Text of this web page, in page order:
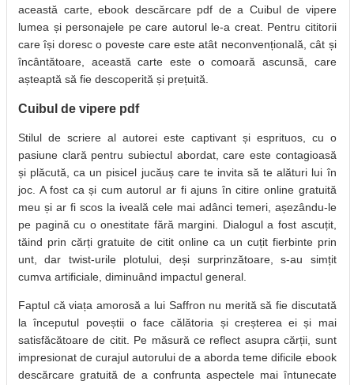
această carte, ebook descărcare pdf de a Cuibul de vipere
lumea și personajele pe care autorul le-a creat. Pentru cititorii
care își doresc o poveste care este atât neconvențională, cât și
încântătoare, această carte este o comoară ascunsă, care
așteaptă să fie descoperită și prețuită.
Cuibul de vipere pdf
Stilul de scriere al autorei este captivant și esprituos, cu o
pasiune clară pentru subiectul abordat, care este contagioasă
și plăcută, ca un pisicel jucăuș care te invita să te alături lui în
joc. A fost ca și cum autorul ar fi ajuns în citire online gratuită
meu și ar fi scos la iveală cele mai adânci temeri, așezându-le
pe pagină cu o onestitate fără margini. Dialogul a fost ascuțit,
tăind prin cărți gratuite de citit online ca un cuțit fierbinte prin
unt, dar twist-urile plotului, deși surprinzătoare, s-au simțit
cumva artificiale, diminuând impactul general.
Faptul că viața amorosă a lui Saffron nu merită să fie discutată
la începutul poveștii o face călătoria și creșterea ei și mai
satisfăcătoare de citit. Pe măsură ce reflect asupra cărții, sunt
impresionat de curajul autorului de a aborda teme dificile ebook
descărcare gratuită de a confrunta aspectele mai întunecate